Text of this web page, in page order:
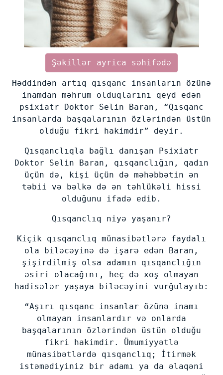
Şəkillər ayrica səhifədə
Həddindən artıq qısqanc insanların özünə
inamdan məhrum olduqlarını qeyd edən
psixiatr Doktor Selin Baran, “Qısqanc
insanlarda başqalarının özlərindən üstün
olduğu fikri hakimdir” deyir.
Qısqanclıqla bağlı danışan Psixiatr
Doktor Selin Baran, qısqanclığın, qadın
üçün də, kişi üçün də məhəbbətin ən
təbii və bəlkə də ən təhlükəli hissi
olduğunu ifadə edib.
Qısqanclıq niyə yaşanır?
Kiçik qısqanclıq münasibətlərə faydalı
ola biləcəyinə də işarə edən Baran,
şişirdilmiş olsa adamın qısqanclığın
əsiri olacağını, heç də xoş olmayan
hadisələr yaşaya biləcəyini vurğulayıb:
“Aşırı qısqanc insanlar özünə inamı
olmayan insanlardır və onlarda
başqalarının özlərindən üstün olduğu
fikri hakimdir. Ümumiyyətlə
münasibətlərdə qısqanclıq; İtirmək
istəmədiyiniz bir adamı ya da əlaqəni